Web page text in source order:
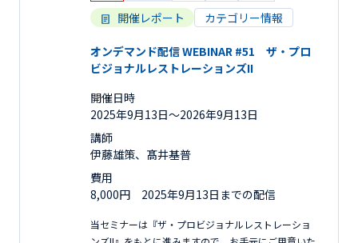
開催レポート カテゴリー情報
オンデマンド配信 WEBINAR #51 ザ・プロ
ビジョナルレストレーションズII
開催日時
2025年9月13日〜2026年9月13日
講師
伊藤雄策、髙井基普
費用
8,000円 2025年9月13日までの配信
当セミナーは『ザ・プロビジョナルレストレーショ